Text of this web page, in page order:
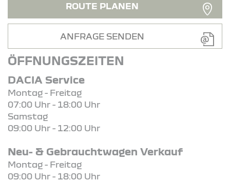
ROUTE PLANEN
ANFRAGE SENDEN
ÖFFNUNGSZEITEN
DACIA Service
Montag - Freitag
07:00 Uhr - 18:00 Uhr
Samstag
09:00 Uhr - 12:00 Uhr
Neu- & Gebrauchtwagen Verkauf
Montag - Freitag
09:00 Uhr - 18:00 Uhr